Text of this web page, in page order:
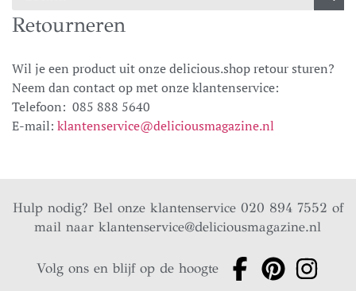
Retourneren
Wil je een product uit onze delicious.shop retour sturen?
Neem dan contact op met onze klantenservice:
Telefoon: 085 888 5640
E-mail: klantenservice@deliciousmagazine.nl
Hulp nodig? Bel onze klantenservice 020 894 7552 of
mail naarklantenservice@deliciousmagazine.nl
Volg ons en blijf op de hoogte